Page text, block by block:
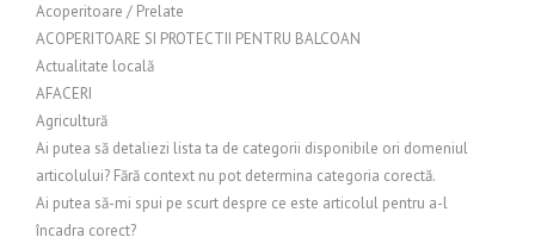
Acoperitoare / Prelate
ACOPERITOARE SI PROTECTII PENTRU BALCOAN
Actualitate locală
AFACERI
Agricultură
Ai putea să detaliezi lista ta de categorii disponibile ori domeniul
articolului? Fără context nu pot determina categoria corectă.
Ai putea să-mi spui pe scurt despre ce este articolul pentru a-l
încadra corect?